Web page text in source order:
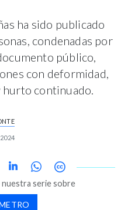
ha sido publicado
condenadas por
público,
con deformidad,
continuado.
nuestra serie sobre